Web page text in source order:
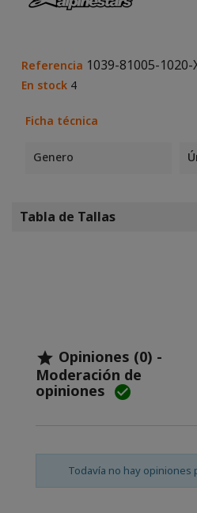
Referencia 1039-81005-1020-
En stock 4
Ficha técnica
Genero
Tabla de Tallas
 Opiniones (0) -
Moderación de
opiniones 
Todavía no hay opiniones